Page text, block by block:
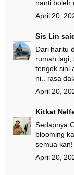
nanti boleh
April 20,
Sis Lin
Dari haritu
rumah lagi,
tengok sini
ni.. rasa
April 20,
Kitkat
Sedapnya
blooming
semua
April 20,